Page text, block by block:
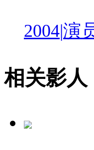
2004|演
相关影人